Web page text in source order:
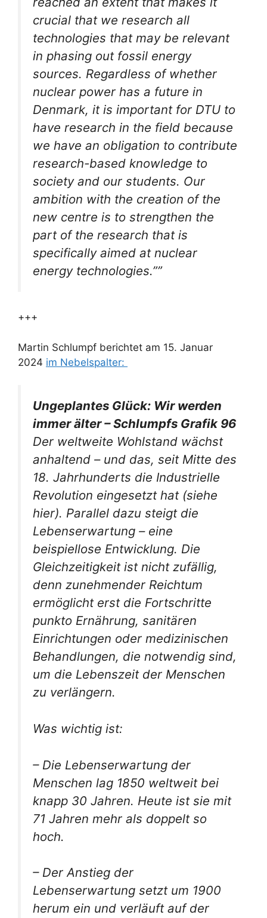
crucial that we research all
technologies that may be relevant
in phasing out fossil energy
sources. Regardless of whether
nuclear power has a future in
Denmark, it is important for DTU to
have research in the field because
we have an obligation to contribute
research-based knowledge to
society and our students. Our
ambition with the creation of the
new centre is to strengthen the
part of the research that is
specifically aimed at nuclear
energy technologies.””
+++
Martin Schlumpf berichtet am 15. Januar
2024 im Nebelspalter:
Ungeplantes Glück: Wir werden
immer älter – Schlumpfs Grafik 96
Der weltweite Wohlstand wächst
anhaltend – und das, seit Mitte des
18. Jahrhunderts die Industrielle
Revolution eingesetzt hat (siehe
hier). Parallel dazu steigt die
Lebenserwartung – eine
beispiellose Entwicklung. Die
Gleichzeitigkeit ist nicht zufällig,
denn zunehmender Reichtum
ermöglicht erst die Fortschritte
punkto Ernährung, sanitären
Einrichtungen oder medizinischen
Behandlungen, die notwendig sind,
um die Lebenszeit der Menschen
zu verlängern.
Was wichtig ist:
– Die Lebenserwartung der
Menschen lag 1850 weltweit bei
knapp 30 Jahren. Heute ist sie mit
71 Jahren mehr als doppelt so
hoch.
– Der Anstieg der
Lebenserwartung setzt um 1900
herum ein und verläuft auf der